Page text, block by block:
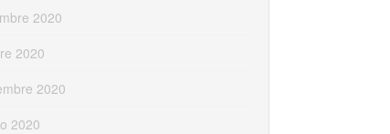
2020
2020
2020
2020